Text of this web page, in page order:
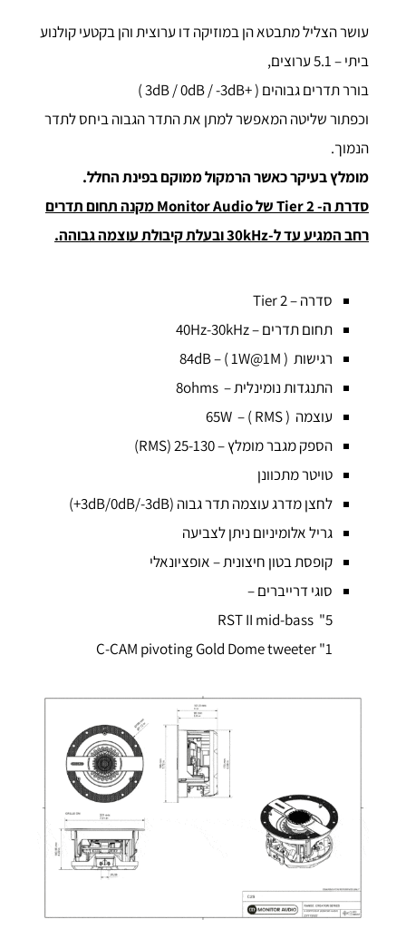
עושר הצליל מתבטא הן במוזיקה דו ערוצית והן בקטעי קולנוע
ביתי – 5.1 ערוצים,
בורר תדרים גבוהים ( +3dB / 0dB / -3dB )
וכפתור שליטה המאפשר למתן את התדר הגבוה ביחס לתדר
הנמוך.
מומלץ בעיקר כאשר הרמקול ממוקם בפינת החלל.
סדרת ה- Tier 2 של Monitor Audio מקנה תחום תדרים
רחב המגיע עד ל-30kHz ובעלת קיבולת עוצמה גבוהה.
סדרה – Tier 2
תחום תדרים – 40Hz-30kHz
רגישות ( 84dB – ( 1W@1M
התנגדות נומינלית – 8ohms
עוצמה ( 65W – ( RMS
הספק מגבר מומלץ – 25-130 (RMS)
טויטר מתכוונן
לחצן מדרג עוצמה תדר גבוה (3dB/0dB/-3dB+)
גריל אלומיניום ניתן לצביעה
קופסת בטון חיצונית – אופציונאלי
סוגי דרייברים –
5" RST II mid-bass
1" C-CAM pivoting Gold Dome tweeter